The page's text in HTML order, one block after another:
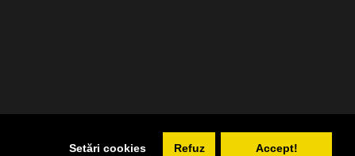
Setări cookies Refuz Accept!